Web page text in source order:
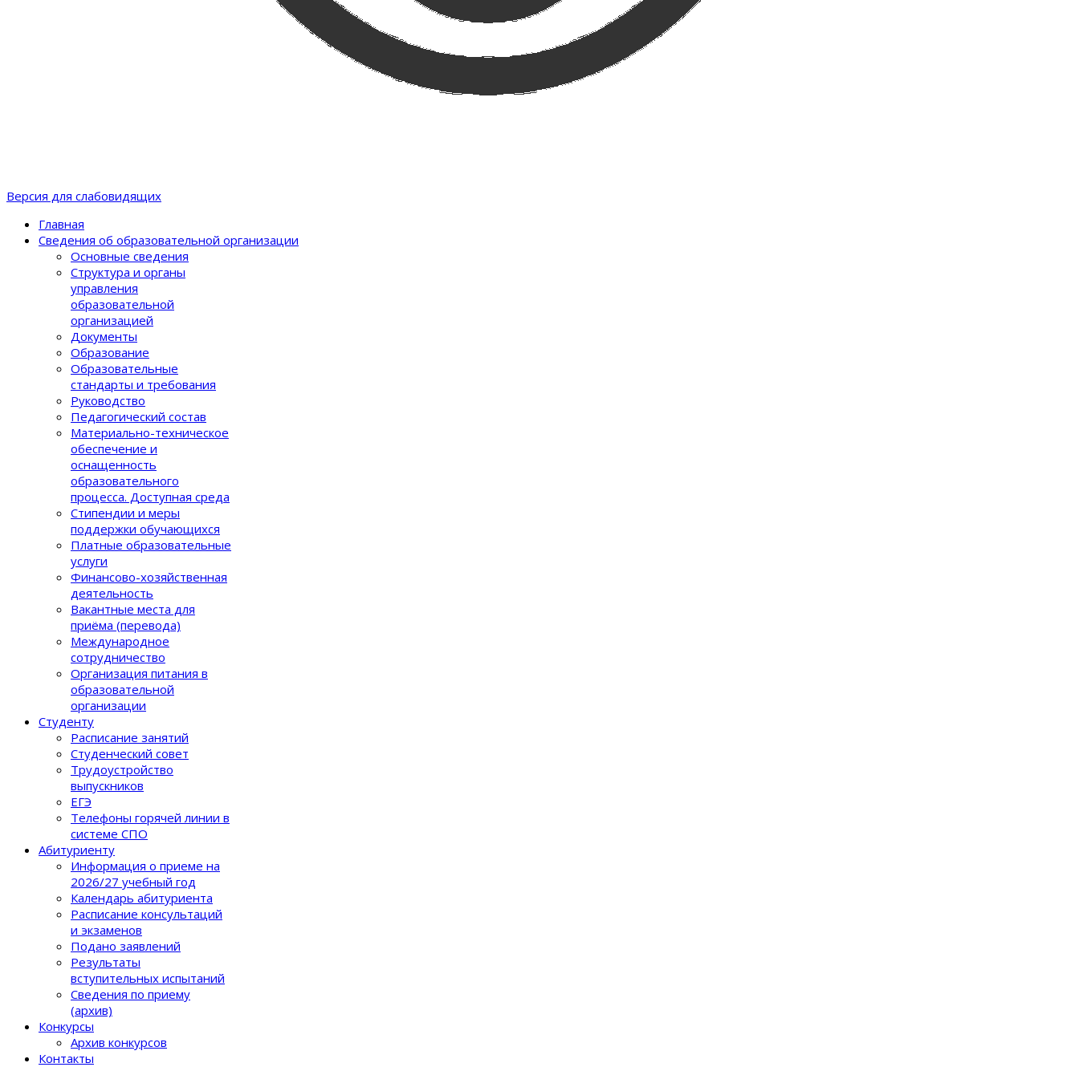
Версия для слабовидящих
Главная
Сведения об образовательной организации
Основные сведения
Структура и органы
управления
образовательной
организацией
Документы
Образование
Образовательные
стандарты и требования
Руководство
Педагогический состав
Материально-техническое
обеспечение и
оснащенность
образовательного
процеcса. Доступная среда
Стипендии и меры
поддержки обучающихся
Платные образовательные
услуги
Финансово-хозяйственная
деятельность
Вакантные места для
приёма (перевода)
Международное
сотрудничество
Организация питания в
образовательной
организации
Студенту
Расписание занятий
Студенческий совет
Трудоустройство
выпускников
ЕГЭ
Телефоны горячей линии в
системе СПО
Абитуриенту
Информация о приеме на
2026/27 учебный год
Календарь абитуриента
Расписание консультаций
и экзаменов
Подано заявлений
Результаты
вступительных испытаний
Сведения по приему
(архив)
Конкурсы
Архив конкурсов
Контакты